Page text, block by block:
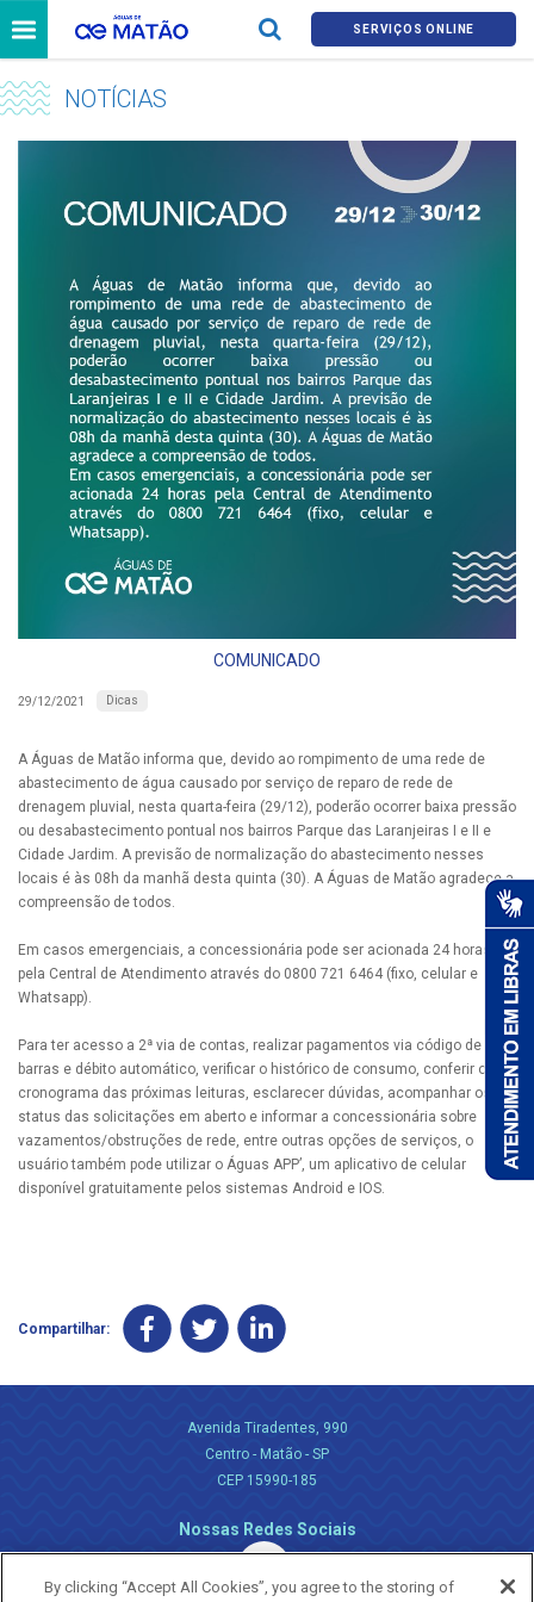
SERVIÇOS ONLINE
NOTÍCIAS
COMUNICADO
29/12/2021 Dicas
A Águas de Matão informa que, devido ao rompimento de uma rede de
abastecimento de água causado por serviço de reparo de rede de
drenagem pluvial, nesta quarta-feira (29/12), poderão ocorrer baixa pressão
ou desabastecimento pontual nos bairros Parque das Laranjeiras I e II e
Cidade Jardim. A previsão de normalização do abastecimento nesses
locais é às 08h da manhã desta quinta (30). A Águas de Matão agradece a
compreensão de todos.
Em casos emergenciais, a concessionária pode ser acionada 24 horas
pela Central de Atendimento através do 0800 721 6464 (fixo, celular e
Whatsapp).
Para ter acesso a 2ª via de contas, realizar pagamentos via código de
barras e débito automático, verificar o histórico de consumo, conferir o
cronograma das próximas leituras, esclarecer dúvidas, acompanhar os
status das solicitações em aberto e informar a concessionária sobre
vazamentos/obstruções de rede, entre outras opções de serviços, o
usuário também pode utilizar o Águas APP’, um aplicativo de celular
disponível gratuitamente pelos sistemas Android e IOS.
Compartilhar:
Avenida Tiradentes, 990
Centro - Matão - SP
CEP 15990-185
Nossas Redes Sociais
By clicking “Accept All Cookies”, you agree to the storing of